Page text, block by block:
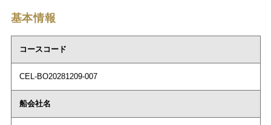
基本情報
コースコード
CEL-BO20281209-007
船会社名